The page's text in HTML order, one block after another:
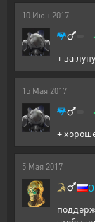
10 Июн 2017
+ за
15 Мая 2017
+
5 Мая 2017